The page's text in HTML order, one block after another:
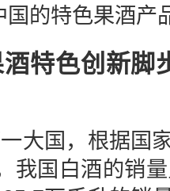
的特色果酒产
特色创新脚
大国，根据国
我国白酒的销